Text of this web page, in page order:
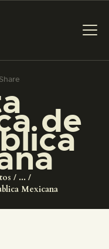
Share
de
...
Mexicana